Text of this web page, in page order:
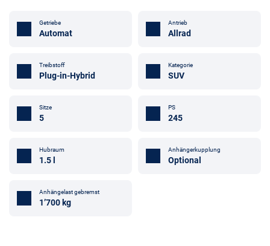
Getriebe
Automat
Antrieb
Allrad
Treibstoff
Plug-in-Hybrid
Kategorie
SUV
Sitze
5
PS
245
Hubraum
1.5 l
Anhängerkupplung
Optional
Anhängelast gebremst
1’700 kg